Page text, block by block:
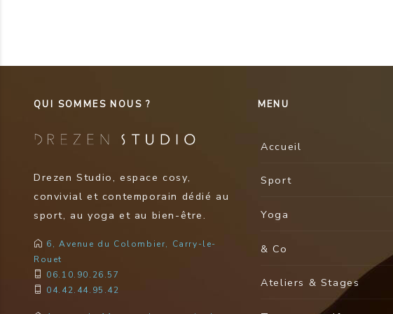
QUI SOMMES NOUS ?
Drezen Studio, espace cosy,
convivial et contemporain dédié au
sport, au yoga et au bien-être.
6, Avenue du Colombier, Carry-le-
Rouet
06.10.90.26.57
04.42.44.95.42
MENU
Accueil
Sport
Yoga
& Co
Ateliers & Stages